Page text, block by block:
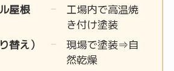
屋根
工場内で高温焼
き付け塗装
替え）
現場で塗装⇒自
然乾燥